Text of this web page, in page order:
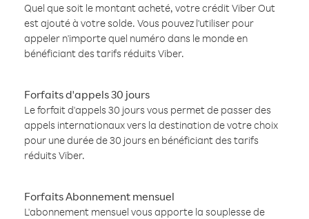
Quel que soit le montant acheté, votre crédit Viber Out
est ajouté à votre solde. Vous pouvez l'utiliser pour
appeler n'importe quel numéro dans le monde en
bénéficiant des tarifs réduits Viber.
Forfaits d'appels 30 jours
Le forfait d'appels 30 jours vous permet de passer des
appels internationaux vers la destination de votre choix
pour une durée de 30 jours en bénéficiant des tarifs
réduits Viber.
Forfaits Abonnement mensuel
L'abonnement mensuel vous apporte la souplesse de